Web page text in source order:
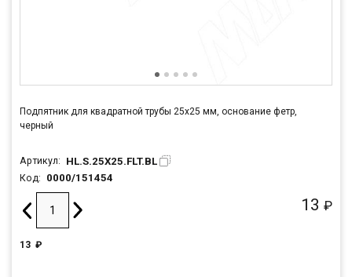
Подпятник для квадратной трубы 25х25 мм, основание фетр,
черный
Артикул: HL.S.25X25.FLT.BL
Код: 0000/151454
13 ₽
13 ₽